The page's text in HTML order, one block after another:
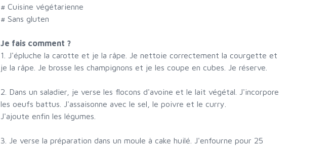
# Cuisine végétarienne
# Sans gluten
Je fais comment ?
1. J'épluche la carotte et je la râpe. Je nettoie correctement la courgette et
je la râpe. Je brosse les champignons et je les coupe en cubes. Je réserve.
2. Dans un saladier, je verse les flocons d'avoine et le lait végétal. J'incorpore
les oeufs battus. J'assaisonne avec le sel, le poivre et le curry.
J'ajoute enfin les légumes.
3. Je verse la préparation dans un moule à cake huilé. J'enfourne pour 25